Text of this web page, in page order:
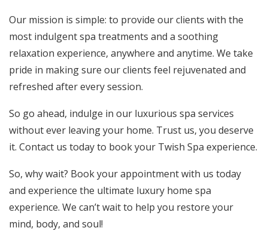
Our mission is simple: to provide our clients with the
most indulgent spa treatments and a soothing
relaxation experience, anywhere and anytime. We take
pride in making sure our clients feel rejuvenated and
refreshed after every session.
So go ahead, indulge in our luxurious spa services
without ever leaving your home. Trust us, you deserve
it. Contact us today to book your Twish Spa experience.
So, why wait? Book your appointment with us today
and experience the ultimate luxury home spa
experience. We can’t wait to help you restore your
mind, body, and soul!